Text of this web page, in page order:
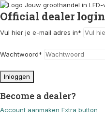
Official dealer login
Vul hier je e-mail adres in*
Wachtwoord*
Inloggen
Become a dealer?
Account aanmaken Extra button